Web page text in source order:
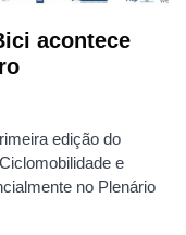
acontece
edição do
e
no Plenário